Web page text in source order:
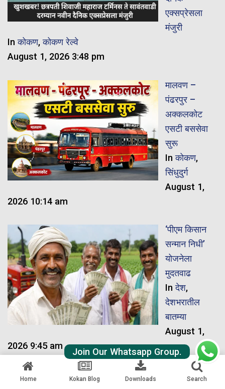
एक्सप्रेसला
मंजुरी
Inकोकण,कोकण रेल्वे
August 1, 2026 3:48 pm
मालवण –
पंढरपुर –
अक्कलकोट
एसटी बससेवा
सुरू
Inकोकण,
सिंधुदुर्ग
August 1,
2026 10:14 am
‘पीएम किसान
सन्मान निधी’
योजनेला
मुदतवाढ
Inदेश,
देशभरातील
बातम्या
August 1,
2026 9:45 am
Railway
Home Kokan Blog Downloads Search
Join Our Whatsapp Group.